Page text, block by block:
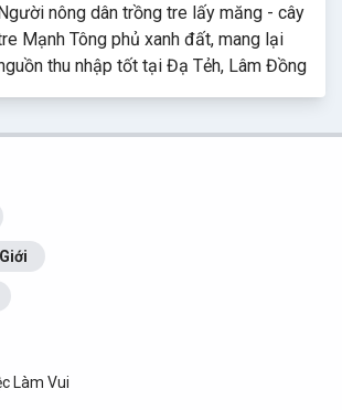
nông dân trồng tre lấy măng - cây
Mạnh Tông phủ xanh đất, mang lại
thu nhập tốt tại Đạ Tẻh, Lâm Đồng
Làm Vui